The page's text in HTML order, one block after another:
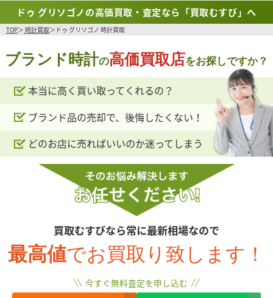
ドゥ グリソゴノの高価買取・査定なら「買取むすび」へ
TOP 時計買取 ドゥ グリソゴノ 時計買取
ブランド時計の高価買取店をお探しですか？
本当に高く買い取ってくれるの？
ブランド品の売却で、後悔したくない！
どのお店に売ればいいのか迷ってしまう
買取むすびなら常に最新相場なので
最高値でお買取り致します！
今すぐ無料査定を申し込む